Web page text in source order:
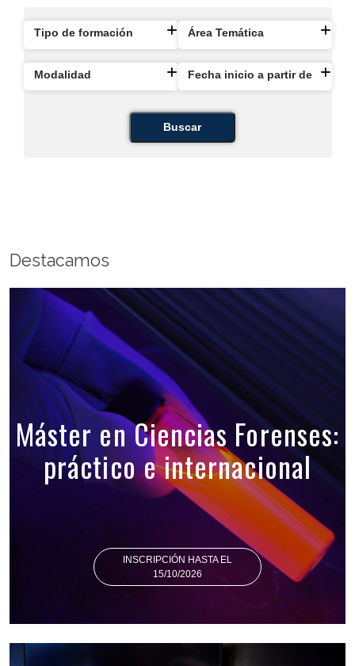
Tipo de formación Área Temática
Modalidad Fecha inicio a partir de
Buscar
Destacamos
Máster en Ciencias Forenses:
práctico e internacional
INSCRIPCIÓN HASTA EL
15/10/2026